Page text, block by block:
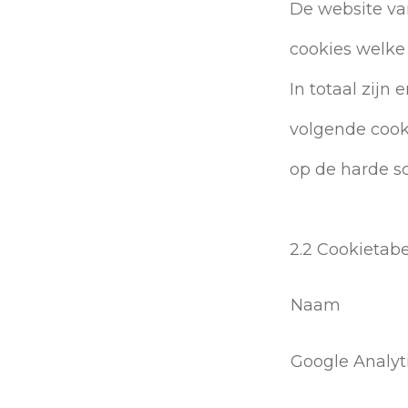
De website
cookies
In totaal zijn
volgende
op de harde
2.2
Naam
Google